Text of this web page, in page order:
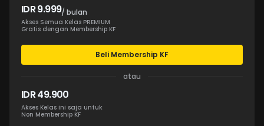
IDR 9.999/ bulan
Akses Semua Kelas PREMIUM
Gratis dengan Membership KF
Beli Membership KF
atau
IDR 49.900
Akses Kelas ini saja untuk
Non Membership KF